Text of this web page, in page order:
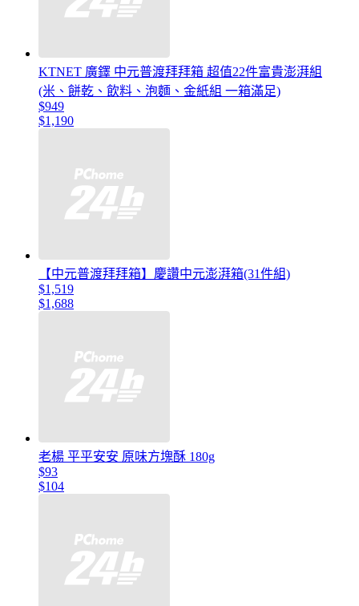
KTNET 廣鐸 中元普渡拜拜箱 超值22件富貴澎湃組
(米、餅乾、飲料、泡麵、金紙組 一箱滿足)
$949
$1,190
【中元普渡拜拜箱】慶讚中元澎湃箱(31件組)
$1,519
$1,688
老楊 平平安安 原味方塊酥 180g
$93
$104